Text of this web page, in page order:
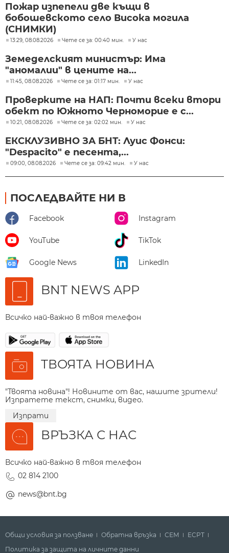
Пожар изпепели две къщи в
бобошевското село Висока могила
(СНИМКИ)
13:29, 08.08.2026 Чете се за: 00:40 мин. У нас
Земеделският министър: Има
"аномалии" в цените на...
11:45, 08.08.2026 Чете се за: 01:17 мин. У нас
Проверките на НАП: Почти всеки втори
обект по Южното Черноморие е с...
10:21, 08.08.2026 Чете се за: 02:02 мин. У нас
ЕКСКЛУЗИВНО ЗА БНТ: Луис Фонси:
"Despacito" е песента,...
09:00, 08.08.2026 Чете се за: 09:42 мин. У нас
ПОСЛЕДВАЙТЕ НИ В
Facebook Instagram
YouTube TikTok
Google News LinkedIn
BNT NEWS APP
Всичко най-важно в твоя телефон
ТВОЯТА НОВИНА
"Твоята новина"! Новините от вас, нашите зрители!
Изпратете текст, снимки, видео.
Изпрати
ВРЪЗКА С НАС
Всичко най-важно в твоя телефон
02 814 2100
news@bnt.bg
Общи условия за ползване Обратна връзка СЕМ
ECPT
Политика за защита на личните данни